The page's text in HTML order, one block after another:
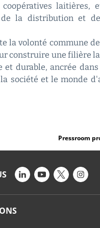
coopératives laitières,
de la distribution et
la volonté commune
construire une filière
et durable, ancrée
société et le monde
Pressroom